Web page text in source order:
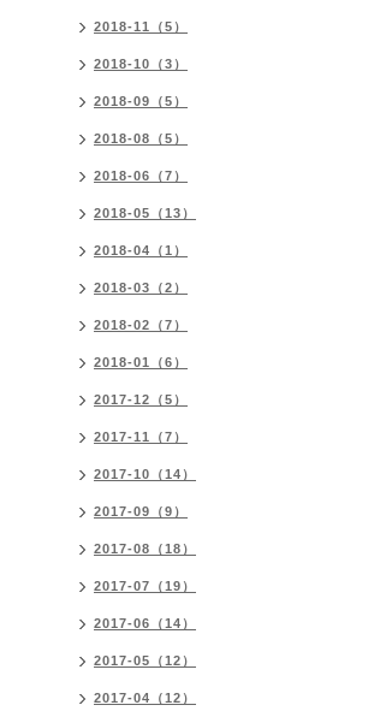
2018-11（5）
2018-10（3）
2018-09（5）
2018-08（5）
2018-06（7）
2018-05（13）
2018-04（1）
2018-03（2）
2018-02（7）
2018-01（6）
2017-12（5）
2017-11（7）
2017-10（14）
2017-09（9）
2017-08（18）
2017-07（19）
2017-06（14）
2017-05（12）
2017-04（12）